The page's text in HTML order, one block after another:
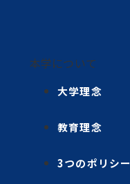
本学について
大学理念
教育理念
3つのポリシー